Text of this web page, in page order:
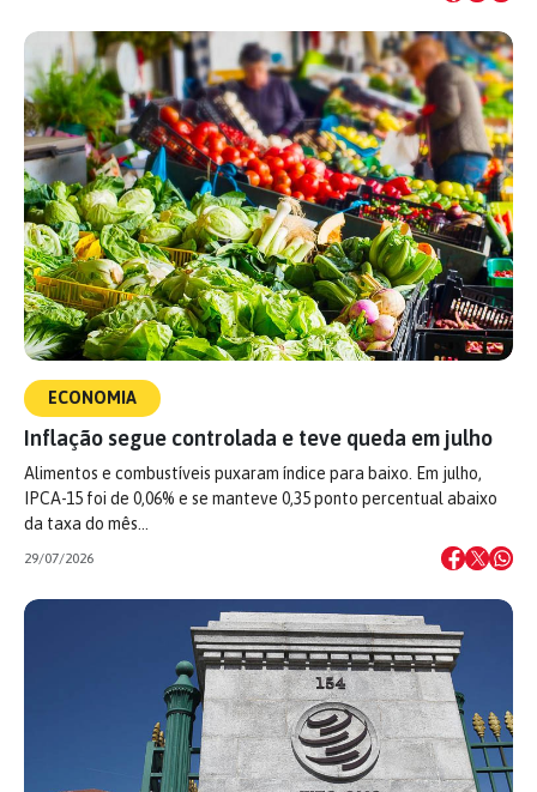
ECONOMIA
Inflação segue controlada e teve queda em julho
Alimentos e combustíveis puxaram índice para baixo. Em julho,
IPCA-15 foi de 0,06% e se manteve 0,35 ponto percentual abaixo
da taxa do mês…
29/07/2026